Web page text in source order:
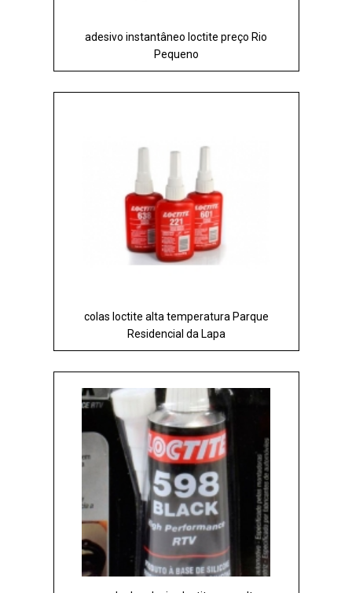
adesivo instantâneo loctite preço Rio
Pequeno
colas loctite alta temperatura Parque
Residencial da Lapa